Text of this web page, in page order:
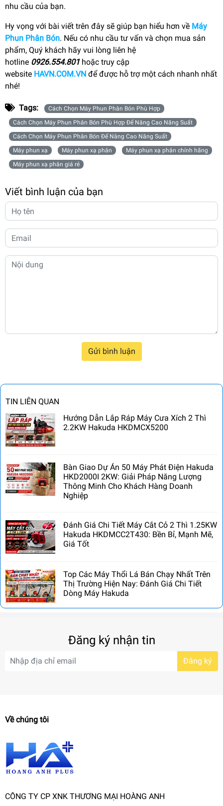
TIN LIÊN QUAN
Hướng Dẫn Lắp Ráp Máy Cưa Xích 2 Thì
2.2KW Hakuda HKDMCX5200
Bàn Giao Dự Án 50 Máy Phát Điện Hakuda
HKD2000I 2KW: Giải Pháp Năng Lượng
Thông Minh Cho Khách Hàng Doanh
Nghiệp
Đánh Giá Chi Tiết Máy Cắt Cỏ 2 Thì 1.25KW
Hakuda HKDMCC2T430: Bền Bỉ, Mạnh Mẽ,
Giá Tốt
Top Các Máy Thổi Lá Bán Chạy Nhất Trên
Thị Trường Hiện Nay: Đánh Giá Chi Tiết
Dòng Máy Hakuda
nhu cầu của bạn.
Hy vọng với bài viết trên đây sẽ giúp bạn hiểu hơn về Máy
Phun Phân Bón. Nếu có nhu cầu tư vấn và chọn mua sản
phẩm, Quý khách hãy vui lòng liên hệ
hotline 0926.554.801hoặc truy cập
website HAVN.COM.VN để được hỗ trợ một cách nhanh nhất
nhé!
Tags:
Cách Chọn Máy Phun Phân Bón Phù Hợp
Cách Chọn Máy Phun Phân Bón Phù Hợp Để Nâng Cao Năng Suất
Cách Chọn Máy Phun Phân Bón Để Nâng Cao Năng Suất
Máy phun xạ
Máy phun xạ phân
Máy phun xạ phân chính hãng
Máy phun xạ phân giá rẻ
Viết bình luận của bạn
Gửi bình luận
Đăng ký nhận tin
Đăng ký
Về chúng tôi
CÔNG TY CP XNK THƯƠNG MẠI HOÀNG ANH